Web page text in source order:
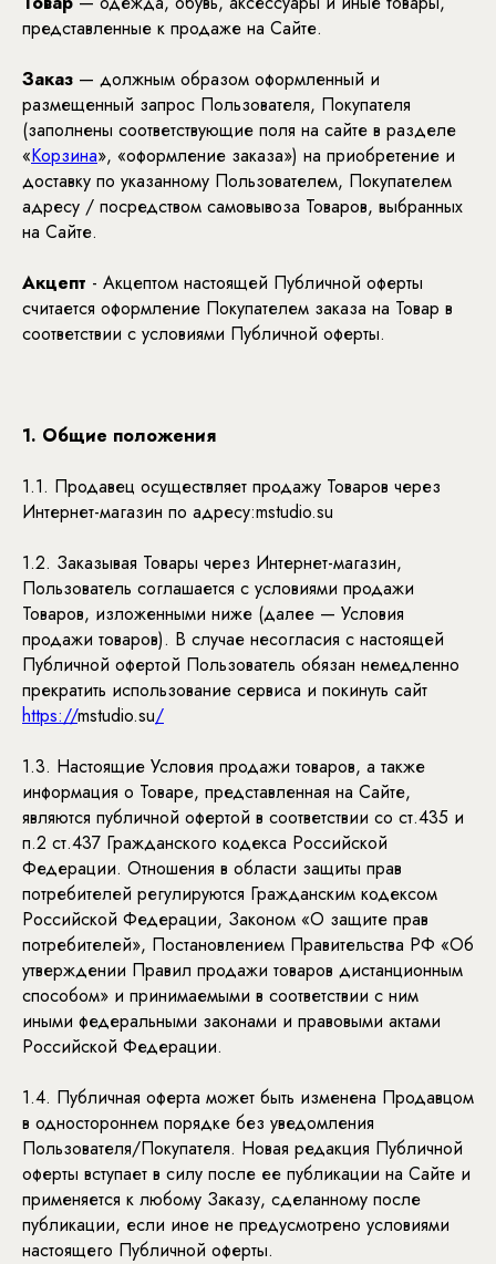
представленные к продаже на Сайте.
Заказ — должным образом оформленный и
размещенный запрос Пользователя, Покупателя
(заполнены соответствующие поля на сайте в разделе
«Корзина», «оформление заказа») на приобретение и
доставку по указанному Пользователем, Покупателем
адресу / посредством самовывоза Товаров, выбранных
на Сайте.
Акцепт - Акцептом настоящей Публичной оферты
считается оформление Покупателем заказа на Товар в
соответствии с условиями Публичной оферты.
1. Общие положения
1.1. Продавец осуществляет продажу Товаров через
Интернет-магазин по адресу:mstudio.su
1.2. Заказывая Товары через Интернет-магазин,
Пользователь соглашается с условиями продажи
Товаров, изложенными ниже (далее — Условия
продажи товаров). В случае несогласия с настоящей
Публичной офертой Пользователь обязан немедленно
прекратить использование сервиса и покинуть сайт
https://mstudio.su/
1.3. Настоящие Условия продажи товаров, а также
информация о Товаре, представленная на Сайте,
являются публичной офертой в соответствии со ст.435 и
п.2 ст.437 Гражданского кодекса Российской
Федерации. Отношения в области защиты прав
потребителей регулируются Гражданским кодексом
Российской Федерации, Законом «О защите прав
потребителей», Постановлением Правительства РФ «Об
утверждении Правил продажи товаров дистанционным
способом» и принимаемыми в соответствии с ним
иными федеральными законами и правовыми актами
Российской Федерации.
1.4. Публичная оферта может быть изменена Продавцом
в одностороннем порядке без уведомления
Пользователя/Покупателя. Новая редакция Публичной
оферты вступает в силу после ее публикации на Сайте и
применяется к любому Заказу, сделанному после
публикации, если иное не предусмотрено условиями
настоящего Публичной оферты.